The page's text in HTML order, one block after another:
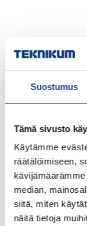
Suostumus
Tämä sivusto
Käytämme
räätälöimiseen,
median,
siitä, miten
näitä tietoja